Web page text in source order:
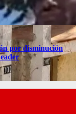
por disminución